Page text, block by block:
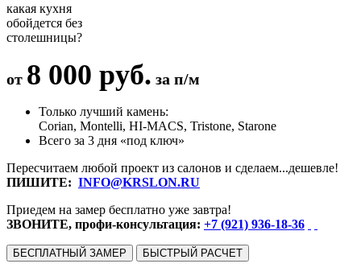
какая кухня
обойдется без
столешницы?
от 8 000 руб. за п/м
Только лучший камень:
Corian, Montelli, HI-MACS, Tristone, Starone
Всего за 3 дня «под ключ»
Пересчитаем любой проект из салонов и сделаем...дешевле!
ПИШИТЕ: INFO@KRSLON.RU
Приедем на замер бесплатно уже завтра!
ЗВОНИТЕ, профи-консультация: +7 (921) 936-18-36
БЕСПЛАТНЫЙ ЗАМЕР БЫСТРЫЙ РАСЧЕТ